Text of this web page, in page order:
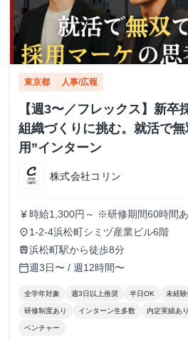
東京都 人事/広報
【週3〜／フレックス】新卒
組織づくりに挑む。就活で
用”インターン
株式会社コリン
currency_yen 時給1,300円～ ※研修期間60時間
況により決定
place 1-2-4浜松町シミヅ産業ビル6階
train浜松町駅から徒歩8分
calendar_today週3日〜 / 週12時間〜
全学年対象 週3日以上推奨 半日OK 未経
研修制度あり インターン生多数 内定実績あり
ベンチャー